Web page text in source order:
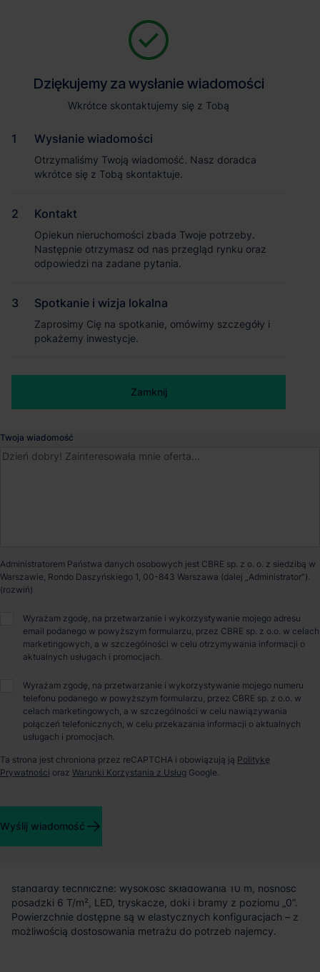
Magazyn MLP Łódź I
Powierzchnia parku
O parku
MLP Łódź I – nowoczesna przestrzeń magazynowa w sercu
Polski
południowo-wschodniej części Łodzi, w dzielnicy Widzew.
Inwestycja oferuje funkcjonalne powierzchnie magazynowe i
komunikacyjnych – zaledwie 4 km od autostrady A1.
Docelowo kompleks obejmie 83 000 m² powierzchni, z czego
standardy techniczne: wysokość składowania 10 m, nośność
posadzki 6 T/m², LED, tryskacze, doki i bramy z poziomu „0”.
Powierzchnie dostępne są w elastycznych konfiguracjach – z
możliwością dostosowania metrażu do potrzeb najemcy.
Dziękujemy za wysłanie wiadomości
Wkrótce skontaktujemy się z Tobą
Wysłanie wiadomości
Otrzymaliśmy Twoją wiadomość. Nasz doradca
wkrótce się z Tobą skontaktuje.
Kontakt
Opiekun nieruchomości zbada Twoje potrzeby.
Następnie otrzymasz od nas przegląd rynku oraz
odpowiedzi na zadane pytania.
Spotkanie i wizja lokalna
Zaprosimy Cię na spotkanie, omówimy szczegóły i
pokażemy inwestycje.
Zamknij
Jesteśmy tu, żeby Ci pomóc. Niezależnie od tego, na jakim etapie
pomożemy Ci wybrać najlepszą ofertę. Napisz do nas!
Imię i nazwisko
Nazwa firmy
Email służbowy
Twoja wiadomość
Administratorem Państwa danych osobowych jest CBRE sp. z o. o. z siedzibą w
Warszawie, Rondo Daszyńskiego 1, 00-843 Warszawa (dalej „Administrator”).
Wyrażam zgodę, na przetwarzanie i wykorzystywanie mojego adresu
email podanego w powyższym formularzu, przez CBRE sp. z o.o. w celach
marketingowych, a w szczególności w celu otrzymywania informacji o
aktualnych usługach i promocjach.
Wyrażam zgodę, na przetwarzanie i wykorzystywanie mojego numeru
telefonu podanego w powyższym formularzu, przez CBRE sp. z o.o. w
celach marketingowych, a w szczególności w celu nawiązywania
połączeń telefonicznych, w celu przekazania informacji o aktualnych
usługach i promocjach.
Ta strona jest chroniona przez reCAPTCHA i obowiązują ją Politykę
Prywatności oraz Warunki Korzystania z Usług Google.
Wyślij wiadomość
Dziękujemy za wysłanie wiadomości
Wkrótce skontaktujemy się z Tobą
Wysłanie wiadomości
Otrzymaliśmy Twoją wiadomość. Nasz doradca
wkrótce się z Tobą skontaktuje.
Kontakt
Opiekun nieruchomości zbada Twoje potrzeby.
Następnie otrzymasz od nas przegląd rynku oraz
odpowiedzi na zadane pytania.
Spotkanie i wizja lokalna
Zaprosimy Cię na spotkanie, omówimy szczegóły i
pokażemy inwestycje.
Zamknij